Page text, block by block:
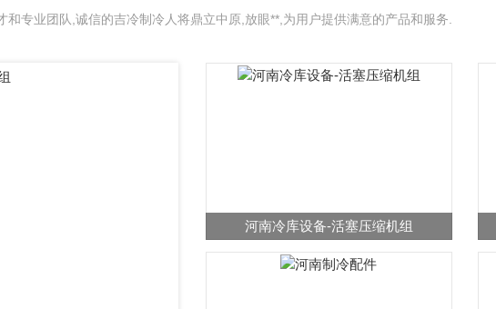
和专业团队,诚信的吉冷制冷人将鼎立中原,放眼**,为用户提供满意的产品和服务.
河南冷库设备-活塞压缩机组